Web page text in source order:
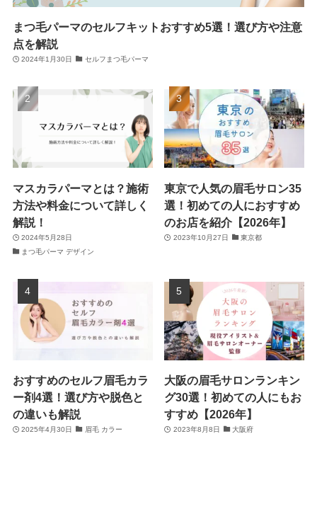
まつ毛パーマのセルフキットおすすめ5選！選び方や注意
点を解説
2024年1月30日 セルフまつ毛パーマ
マスカラパーマとは？施術
方法や料金について詳しく
解説！
2024年5月28日
まつ毛パーマ デザイン
東京で人気の眉毛サロン35
選！初めての人におすすめ
のお店を紹介【2026年】
2023年10月27日 東京都
おすすめのセルフ眉毛カラ
ー剤4選！選び方や脱色と
の違いも解説
2025年4月30日 眉毛 カラー
大阪の眉毛サロンランキン
グ30選！初めての人にもお
すすめ【2026年】
2023年8月8日 大阪府